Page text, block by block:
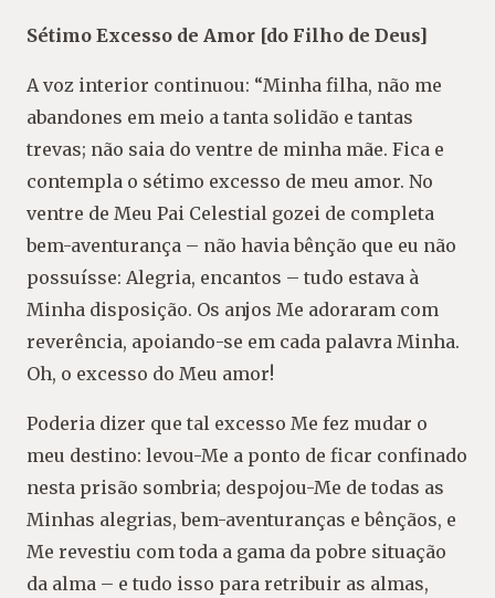
Sétimo Excesso de Amor [do Filho de Deus]
A voz interior continuou: “Minha filha, não me
abandones em meio a tanta solidão e tantas
trevas; não saia do ventre de minha mãe. Fica e
contempla o sétimo excesso de meu amor. No
ventre de Meu Pai Celestial gozei de completa
bem-aventurança – não havia bênção que eu não
possuísse: Alegria, encantos – tudo estava à
Minha disposição. Os anjos Me adoraram com
reverência, apoiando-se em cada palavra Minha.
Oh, o excesso do Meu amor!
Poderia dizer que tal excesso Me fez mudar o
meu destino: levou-Me a ponto de ficar confinado
nesta prisão sombria; despojou-Me de todas as
Minhas alegrias, bem-aventuranças e bênçãos, e
Me revestiu com toda a gama da pobre situação
da alma – e tudo isso para retribuir as almas,